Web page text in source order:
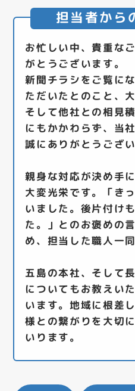
担当者から
お忙しい中、貴重な
がとうございます。
新聞チラシをご覧に
ただいたとのこと、
そして他社との相見
にもかかわらず、当
誠にありがとうござい
親身な対応が決め手
大変光栄です。「き
いました。後片付け
た。」とのお褒めの
め、担当した職人一
五島の本社、そして
についてもお教えい
います。地域に根差
様との繋がりを大切
いります。